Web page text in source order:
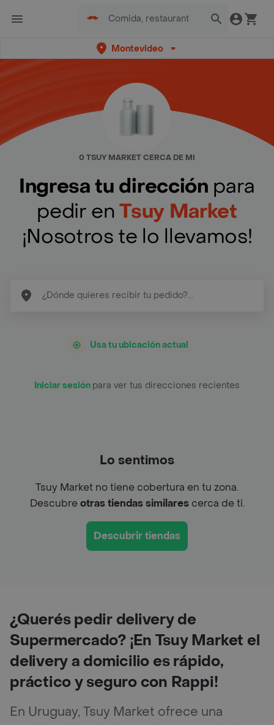
Montevideo
0 TSUY MARKET CERCA DE MI
Ingresa tu dirección para
pedir enTsuy Market
¡Nosotros te lo llevamos!
Usa tu ubicación actual
Iniciar sesión para ver tus direcciones recientes
Lo sentimos
Tsuy Market no tiene cobertura en tu zona.
Descubreotras tiendas similarescerca de ti.
Descubrir tiendas
¿Querés pedir delivery de
Supermercado? ¡En Tsuy Market el
delivery a domicilio es rápido,
práctico y seguro con Rappi!
En Uruguay, Tsuy Market ofrece una